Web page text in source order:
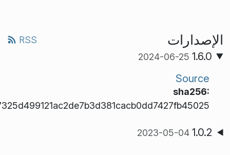
الإصدارات RSS
1.6.0
2024-06-25
Source
sha256:
1.0.2
2023-05-04